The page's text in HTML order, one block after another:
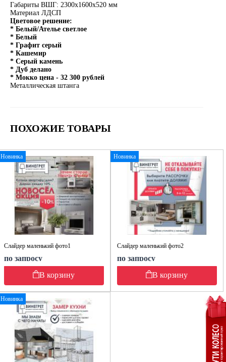
Габариты ВШГ: 2300х1600х520 мм
Материал ЛДСП
Цветовое решение:
* Белый/Ателье светлое
* Белый
* Графит серый
* Кашемир
* Серый камень
* Дуб делано
* Мокко цена - 32 300 рублей
Металлическая штанга
ПОХОЖИЕ ТОВАРЫ
Новинка
Слайдер маленький фото1
по запросу
В корзину
Новинка
Слайдер маленький фото2
по запросу
В корзину
Новинка